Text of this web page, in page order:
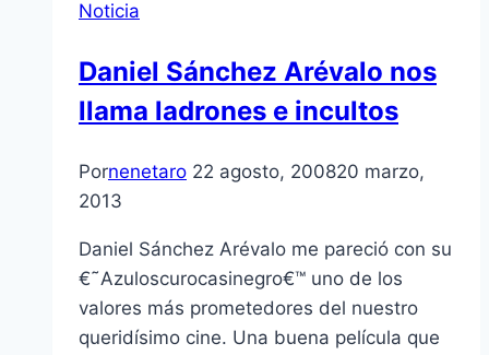
Noticia
Daniel Sánchez Arévalo nos
llama ladrones e incultos
Pornenetaro 22 agosto, 200820 marzo,
2013
Daniel Sánchez Arévalo me pareció con su
€˜Azuloscurocasinegro€™ uno de los
valores más prometedores del nuestro
queridí­simo cine. Una buena pelí­cula que